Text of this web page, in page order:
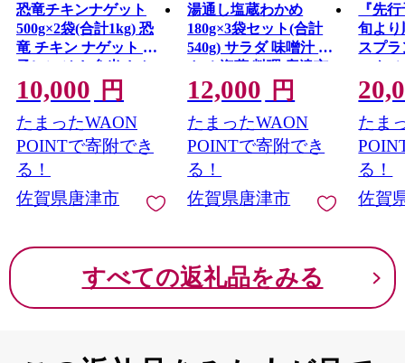
恐竜チキンナゲット
500g×2袋(合計1kg) 恐
竜 チキン ナゲット 電
子レンジ お弁当 おか
ず おやつ おつまみ 食
品 子供向け 唐津市
10,000 円
たまったWAON
POINTで寄附でき
る！
佐賀県唐津市
湯通し塩蔵わかめ
180g×3袋セット(合計
540g) サラダ 味噌汁 ワ
カメ 海藻 料理 唐津市
12,000 円
たまったWAON
POINTで寄附でき
る！
佐賀県唐津市
『先
旬より
スプラ
ック)
味 野
き サ
ぶし
たし
たま
る！
佐賀
すべての返礼品をみる